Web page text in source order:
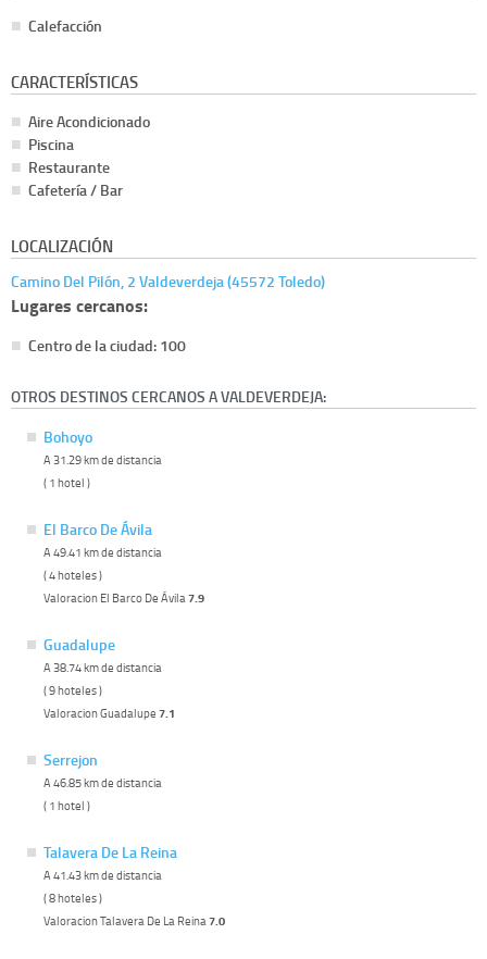
Calefacción
CARACTERÍSTICAS
Aire Acondicionado
Piscina
Restaurante
Cafetería / Bar
LOCALIZACIÓN
Camino Del Pilón, 2 Valdeverdeja (45572 Toledo)
Lugares cercanos:
Centro de la ciudad: 100
OTROS DESTINOS CERCANOS A VALDEVERDEJA:
Bohoyo
A 31.29 km de distancia
( 1 hotel )
El Barco De Ávila
A 49.41 km de distancia
( 4 hoteles )
Valoracion El Barco De Ávila 7.9
Guadalupe
A 38.74 km de distancia
( 9 hoteles )
Valoracion Guadalupe 7.1
Serrejon
A 46.85 km de distancia
( 1 hotel )
Talavera De La Reina
A 41.43 km de distancia
( 8 hoteles )
Valoracion Talavera De La Reina 7.0